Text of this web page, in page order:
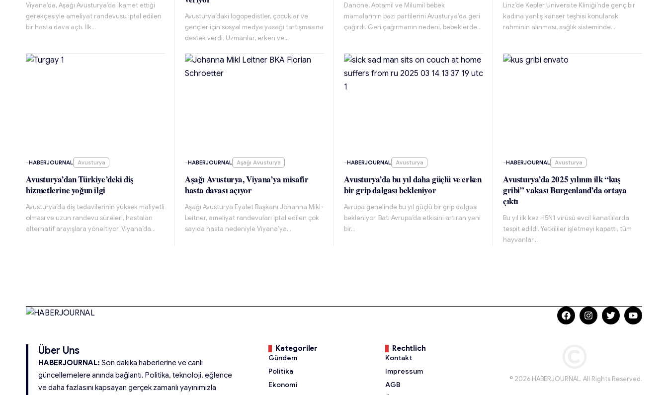
Viyana’da, Aşağı Avusturya’da ikamet ettiği
gerekçesiyle ameliyat randevusu iptal edilen
bir hasta dava açtı. İlk…
Avusturya’daki logopedistler, çocuklar ve
gençler için sosyal medya yasağı tartışmasına
destek verdi. Uzmanlar, erken ve…
Danone, Aptamil ve Milumil bebek
mamalarının bazı partilerini Avusturya’da geri
çağırdı. Geri çağırmanın nedeni, bebeklerde…
Linz’de Kepler Üniversite Kliniği’nde genç bir
kadına yanlış kanser teşhisi konularak
rahminin alınması, sağlık sisteminde…
-HABERJOURNAL Avusturya
Avusturya’dan Türkiye’deki diş
hizmetlerine yoğun ilgi
Avusturya’da diş tedavilerinin yüksek maliyetli
olması ve uzun randevu süreleri, hastaları
alternatif arayışlara yöneltiyor. Viyana’da…
-HABERJOURNAL Aşağı Avusturya
Aşağı Avusturya, Viyana’ya misafir
hasta davası açıyor
Aşağı Avusturya Eyalet Başkanı Johanna Mikl-
Leitner, ameliyat randevuları iptal edilen çok
sayıda hasta nedeniyle Viyana’ya…
-HABERJOURNAL Avusturya
Avusturya’da bu yıl daha güçlü ve erken
bir grip dalgası bekleniyor
Avrupa genelinde bu yıl güçlü bir grip dalgası
bekleniyor. Batı Avrupa’da etkisini artıran yeni
bir…
-HABERJOURNAL Avusturya
Avusturya’da 2025 yılının ilk “kuş
gribi” vakası Burgenland’da ortaya
çıktı
Bu yıl ilk kez H5N1 virüsü evcil kanatlılarda
tespit edildi. Yetkililer işletmeyi kapattı, tüm
hayvanlar…
Über Uns
HABERJOURNAL: Son dakika haberlerine ve canlı
güncellemelere anında bağlantı. Politika, teknoloji, eğlence
ve daha fazlasını kapsayan gerçek zamanlı yayınımızla
Kategoriler
Gündem
Politika
Ekonomi
Rechtlich
Kontakt
Impressum
AGB
© 2026 HABERJOURNAL. All Rights Reserved.